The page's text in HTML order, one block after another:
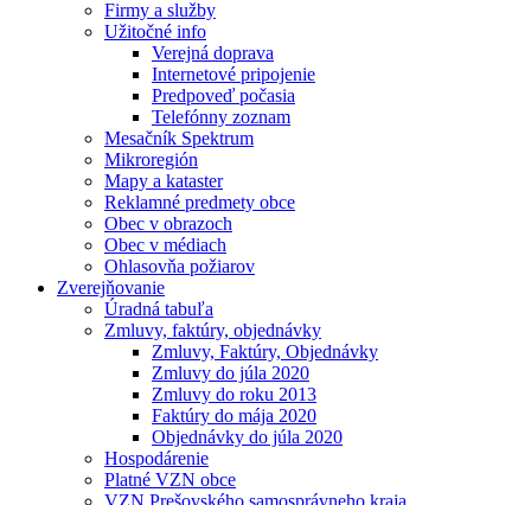
Firmy a služby
Užitočné info
Verejná doprava
Internetové pripojenie
Predpoveď počasia
Telefónny zoznam
Mesačník Spektrum
Mikroregión
Mapy a kataster
Reklamné predmety obce
Obec v obrazoch
Obec v médiach
Ohlasovňa požiarov
Zverejňovanie
Úradná tabuľa
Zmluvy, faktúry, objednávky
Zmluvy, Faktúry, Objednávky
Zmluvy do júla 2020
Zmluvy do roku 2013
Faktúry do mája 2020
Objednávky do júla 2020
Hospodárenie
Platné VZN obce
VZN Prešovského samosprávneho kraja